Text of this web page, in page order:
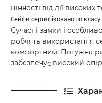
цінності від дії високих
Сейфи сертифіковано по класу
Сучасні замки і
роблять використання
комфортним. Потужна
забезпечує високий